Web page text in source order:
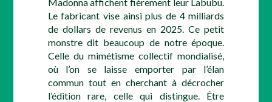
Le fabricant vise ainsi plus de 4 milliards
de dollars de revenus en 2025. Ce petit
monstre dit beaucoup de notre époque.
Celle du mimétisme collectif mondialisé,
où l’on se laisse emporter par l’élan
commun tout en cherchant à décrocher
l’édition rare, celle qui distingue. Être